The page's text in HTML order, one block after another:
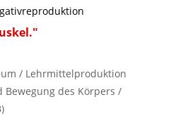
/ Lehrmittelproduktion
des Körpers /